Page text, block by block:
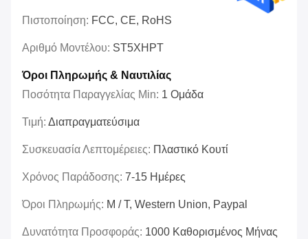
Πιστοποίηση: FCC, CE, RoHS
Αριθμό Μοντέλου: ST5XHPT
Όροι Πληρωμής & Ναυτιλίας
Ποσότητα Παραγγελίας Min: 1 Ομάδα
Τιμή: Διαπραγματεύσιμα
Συσκευασία Λεπτομέρειες: Πλαστικό Κουτί
Χρόνος Παράδοσης: 7-15 Ημέρες
Όροι Πληρωμής: Μ / Τ, Western Union, Paypal
Δυνατότητα Προσφοράς: 1000 Καθορισμένος Μήνας